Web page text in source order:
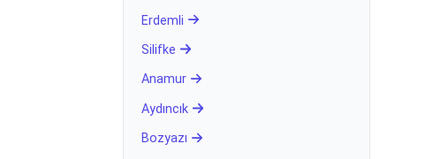
Erdemli
Silifke
Anamur
Aydıncık
Bozyazı